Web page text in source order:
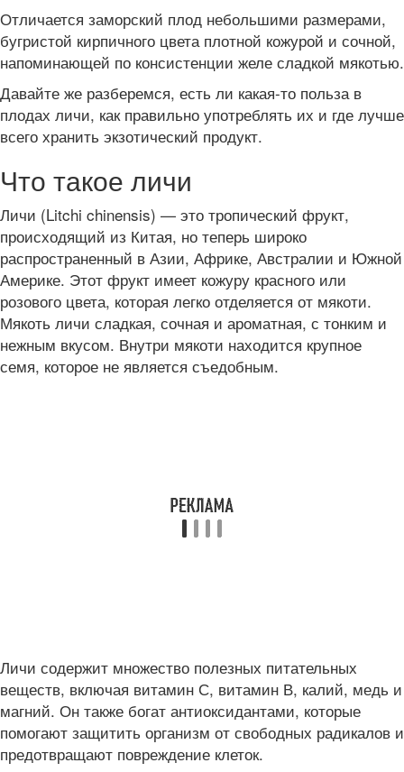
Отличается заморский плод небольшими размерами,
бугристой кирпичного цвета плотной кожурой и сочной,
напоминающей по консистенции желе сладкой мякотью.
Давайте же разберемся, есть ли какая-то польза в
плодах личи, как правильно употреблять их и где лучше
всего хранить экзотический продукт.
Что такое личи
Личи (Litchi chinensis) — это тропический фрукт,
происходящий из Китая, но теперь широко
распространенный в Азии, Африке, Австралии и Южной
Америке. Этот фрукт имеет кожуру красного или
розового цвета, которая легко отделяется от мякоти.
Мякоть личи сладкая, сочная и ароматная, с тонким и
нежным вкусом. Внутри мякоти находится крупное
семя, которое не является съедобным.
Личи содержит множество полезных питательных
веществ, включая витамин С, витамин В, калий, медь и
магний. Он также богат антиоксидантами, которые
помогают защитить организм от свободных радикалов и
предотвращают повреждение клеток.